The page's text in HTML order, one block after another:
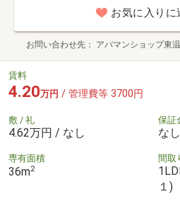
お気に入りに
お問い合わせ先 アパマンショップ
賃料
4.20万円 / 管理費等 3700円
敷 / 礼
4.62万円 / なし
保証
なし
専有面積
36m2
間取
１)